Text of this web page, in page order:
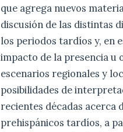
que agrega nuevos
discusión de las distintas
los periodos tardíos y, en
impacto de la presencia u
escenarios regionales y
posibilidades de
recientes décadas acerca
prehispánicos tardíos, a